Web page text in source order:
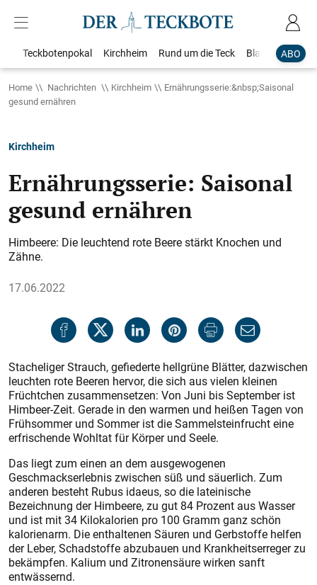
ABO
Teckbotenpokal Kirchheim Rund um die Teck Blaulicht
Home Nachrichten Kirchheim
Ernährungsserie:&nbsp;Saisonal
gesund ernähren
Kirchheim
Ernährungsserie: Saisonal
gesund ernähren
Himbeere: Die leuchtend rote Beere stärkt Knochen und
Zähne.
17.06.2022
Stacheliger Strauch,gefiederte hellgrüne Blätter, dazwischen
leuchten rote Beeren hervor, die sich aus vielen kleinen
Früchtchen zusammensetzen: Von Juni bis September ist
Himbeer-Zeit. Gerade in den warmen und heißen Tagen von
Frühsommer und Sommer ist die Sammelsteinfrucht eine
erfrischende Wohltat für Körper und Seele.
Das liegt zum einen an dem ausgewogenen
Geschmackserlebnis zwischen süß und säuerlich. Zum
anderen besteht Rubus idaeus, so die lateinische
Bezeichnung der Himbeere, zu gut 84 Prozent aus Wasser
und ist mit 34 Kilokalorien pro 100 Gramm ganz schön
kalorienarm. Die enthaltenen Säuren und Gerbstoffe helfen
der Leber, Schadstoffe abzubauen und Krankheitserreger zu
bekämpfen. Kalium und Zitronensäure wirken sanft
entwässernd.